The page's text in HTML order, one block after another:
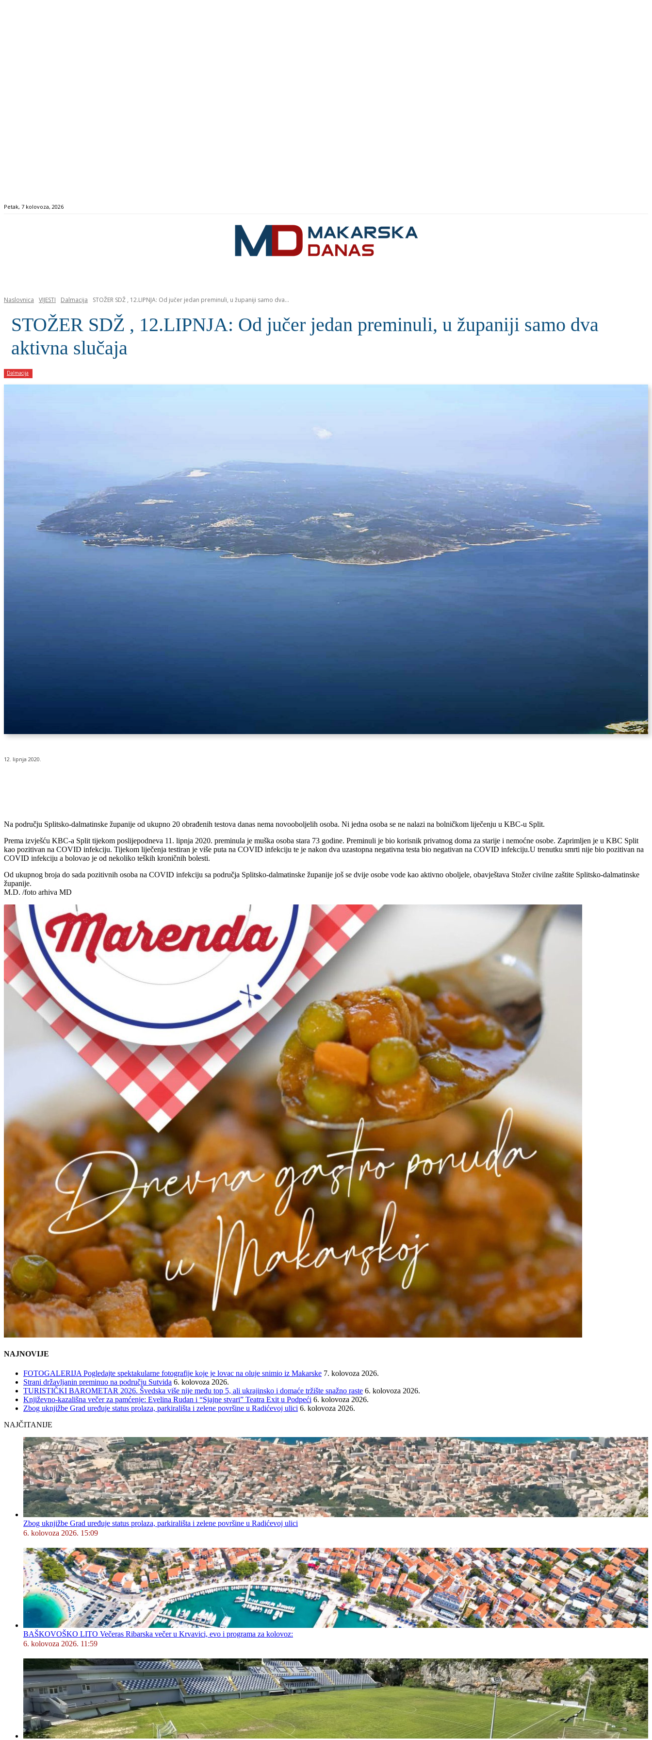
Petak, 7 kolovoza, 2026
Naslovnica VIJESTI Dalmacija STOŽER SDŽ , 12.LIPNJA: Od jučer jedan preminuli, u županiji samo dva...
STOŽER SDŽ , 12.LIPNJA: Od jučer jedan preminuli, u županiji samo dva
aktivna slučaja
Dalmacija
12. lipnja 2020.
Na području Splitsko-dalmatinske županije od ukupno 20 obrađenih testova danas nema novooboljelih osoba. Ni jedna osoba se ne nalazi na bolničkom liječenju u KBC-u Split.
Prema izvješću KBC-a Split tijekom poslijepodneva 11. lipnja 2020. preminula je muška osoba stara 73 godine. Preminuli je bio korisnik privatnog doma za starije i nemoćne osobe. Zaprimljen je u KBC Split
kao pozitivan na COVID infekciju. Tijekom liječenja testiran je više puta na COVID infekciju te je nakon dva uzastopna negativna testa bio negativan na COVID infekciju.U trenutku smrti nije bio pozitivan na
COVID infekciju a bolovao je od nekoliko teških kroničnih bolesti.
Od ukupnog broja do sada pozitivnih osoba na COVID infekciju sa područja Splitsko-dalmatinske županije još se dvije osobe vode kao aktivno oboljele, obavještava Stožer civilne zaštite Splitsko-dalmatinske
županije.
M.D. /foto arhiva MD
NAJNOVIJE
FOTOGALERIJA Pogledajte spektakularne fotografije koje je lovac na oluje snimio iz Makarske 7. kolovoza 2026.
Strani državljanin preminuo na području Sutvida 6. kolovoza 2026.
TURISTIČKI BAROMETAR 2026. Švedska više nije među top 5, ali ukrajinsko i domaće tržište snažno raste 6. kolovoza 2026.
Književno-kazališna večer za pamćenje: Evelina Rudan i “Sjajne stvari” Teatra Exit u Podpeći 6. kolovoza 2026.
Zbog uknjižbe Grad uređuje status prolaza, parkirališta i zelene površine u Radićevoj ulici 6. kolovoza 2026.
NAJČITANIJE
Zbog uknjižbe Grad uređuje status prolaza, parkirališta i zelene površine u Radićevoj ulici
6. kolovoza 2026. 15:09
BAŠKOVOŠKO LITO Večeras Ribarska večer u Krvavici, evo i programa za kolovoz:
6. kolovoza 2026. 11:59